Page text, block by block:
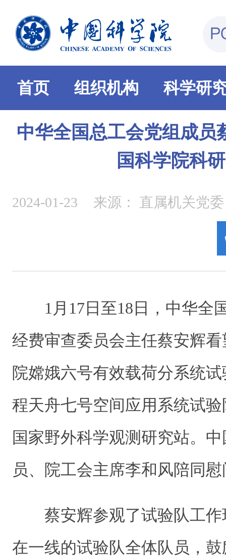
首页 组织机构 科学研
中华全国总工会党组成员
国科学院科
2024-01-23 来源： 直属机关党委
1月17日至18日，中华全
经费审查委员会主任蔡安辉
院嫦娥六号有效载荷分系统
程天舟七号空间应用系统试
国家野外科学观测研究站。
员、院工会主席李和风陪同
蔡安辉参观了试验队工
在一线的试验队全体队员，